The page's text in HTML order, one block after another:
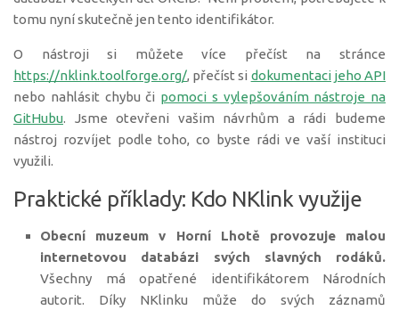
tomu nyní skutečně jen tento identifikátor.
O nástroji si můžete více přečíst na stránce
https://nklink.toolforge.org/, přečíst si dokumentaci jeho API
nebo nahlásit chybu či pomoci s vylepšováním nástroje na
GitHubu. Jsme otevřeni vašim návrhům a rádi budeme
nástroj rozvíjet podle toho, co byste rádi ve vaší instituci
využili.
Praktické příklady: Kdo NKlink využije
Obecní muzeum v Horní Lhotě provozuje malou
internetovou databázi svých slavných rodáků.
Všechny má opatřené identifikátorem Národních
autorit. Díky NKlinku může do svých záznamů